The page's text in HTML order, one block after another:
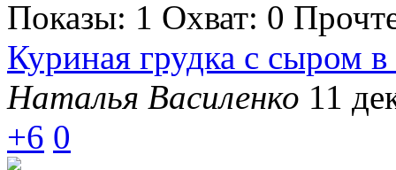
Показы: 1 Охват: 0
Куриная грудка с сыром в
Наталья Василенко 11
+6 0